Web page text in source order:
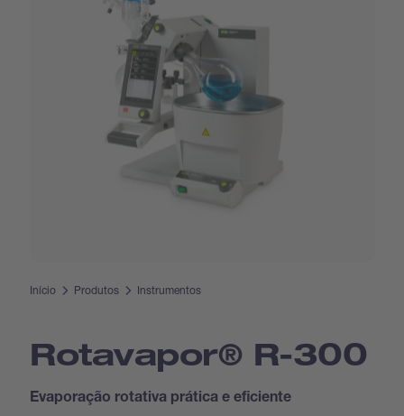
Início Produtos Instrumentos
Rotavapor® R-300
Evaporação rotativa prática e eficiente